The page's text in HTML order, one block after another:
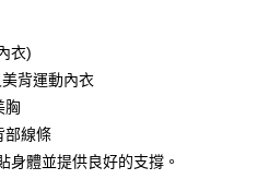
衣)
背運動內衣
胸
部線條
身體並提供良好的支撐。